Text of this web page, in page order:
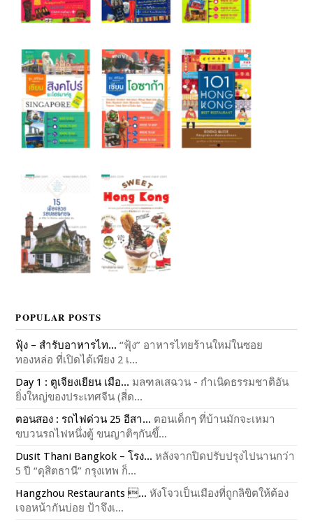
POPULAR POSTS
ฟุ้ง – สำรับอาหารไท... “ฟุ้ง” อาหารไทยร้านใหม่ในซอย
ทองหล่อ ที่เปิดได้เพียง 2 เ...
Day 1 : ตูเจียงเยียน เมือ... มลฑลเสฉวน - กำเนิดธรรมชาติอัน
ยิ่งใหญ่ของประเทศจีน (สี่ด...
ตอนสอง : รถไฟด่วน 25 อีสา... ตอนเด็กๆ ที่บ้านมักจะเหมา
ขบวนรถไฟหนึ่งตู้ ขนญาติๆกันขึ้...
Dusit Thani Bangkok – โรง... หลังจากปิดปรับปรุงไปนานกว่า
5 ปี “ดุสิตธานี” กรุงเทพ ก็...
Hangzhou Restaurants ... หังโจวเป็นเมืองที่ถูกลิขิตให้ต้อง
เจอหน้ากันบ่อย ป้าจึงเ...